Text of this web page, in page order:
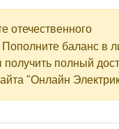
отечественного
Пополните баланс в
получить полный
"Онлайн